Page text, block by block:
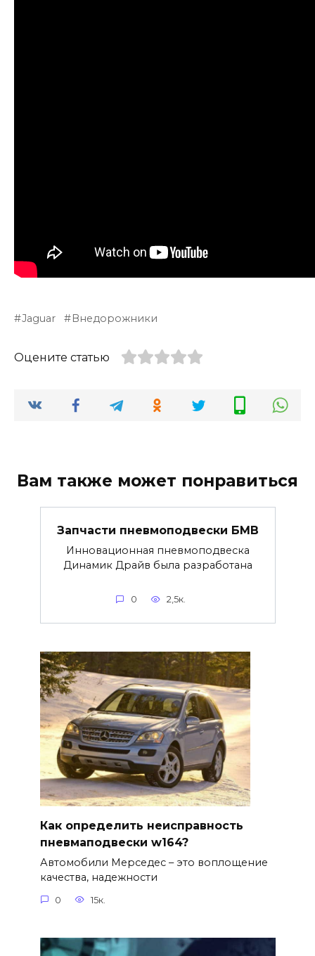
Jaguar Внедорожники
Оцените статью
Вам также может понравиться
Запчасти пневмоподвески БМВ
Инновационная пневмоподвеска
Динамик Драйв была разработана
0 2,5к.
Как определить неисправность
пневмаподвески w164?
Автомобили Мерседес – это воплощение
качества, надежности
0 15к.